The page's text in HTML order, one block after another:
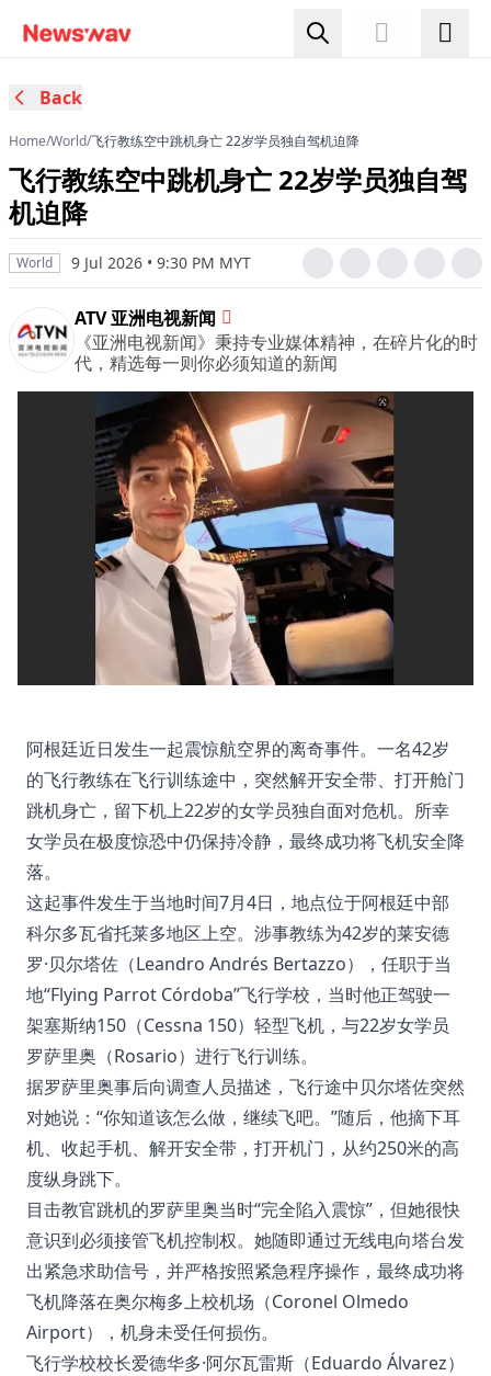
Back
Home/World/ 飞行教练空中跳机身亡 22岁学员独自驾机迫降
飞行教练空中跳机身亡 22岁学员独自驾
机迫降
World 9 Jul 2026 • 9:30 PM MYT
ATV 亚洲电视新闻
《亚洲电视新闻》秉持专业媒体精神，在碎片化的时
代，精选每一则你必须知道的新闻
阿根廷近日发生一起震惊航空界的离奇事件。一名42岁
的飞行教练在飞行训练途中，突然解开安全带、打开舱门
跳机身亡，留下机上22岁的女学员独自面对危机。所幸
女学员在极度惊恐中仍保持冷静，最终成功将飞机安全降
落。
这起事件发生于当地时间7月4日，地点位于阿根廷中部
科尔多瓦省托莱多地区上空。涉事教练为42岁的莱安德
罗·贝尔塔佐（Leandro Andrés Bertazzo），任职于当
地“Flying Parrot Córdoba”飞行学校，当时他正驾驶一
架塞斯纳150（Cessna 150）轻型飞机，与22岁女学员
罗萨里奥（Rosario）进行飞行训练。
据罗萨里奥事后向调查人员描述，飞行途中贝尔塔佐突然
对她说：“你知道该怎么做，继续飞吧。”随后，他摘下耳
机、收起手机、解开安全带，打开机门，从约250米的高
度纵身跳下。
目击教官跳机的罗萨里奥当时“完全陷入震惊”，但她很快
意识到必须接管飞机控制权。她随即通过无线电向塔台发
出紧急求助信号，并严格按照紧急程序操作，最终成功将
飞机降落在奥尔梅多上校机场（Coronel Olmedo
Airport），机身未受任何损伤。
飞行学校校长爱德华多·阿尔瓦雷斯（Eduardo Álvarez）